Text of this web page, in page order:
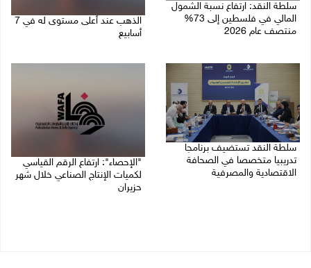
سلطة النقد: ارتفاع نسبة الشمول
المالي في فلسطين إلى 73%
منتصف عام 2026
الذهب عند أعلى مستوى له في 7
أسابيع
سلطة النقد تستضيف برنامجا
تدريبيا متخصصا في الصحافة
الاقتصادية والمصرفية
"الإحصاء": ارتفاع الرقم القياسي
لكميات الإنتاج الصناعي خلال شهر
حزيران